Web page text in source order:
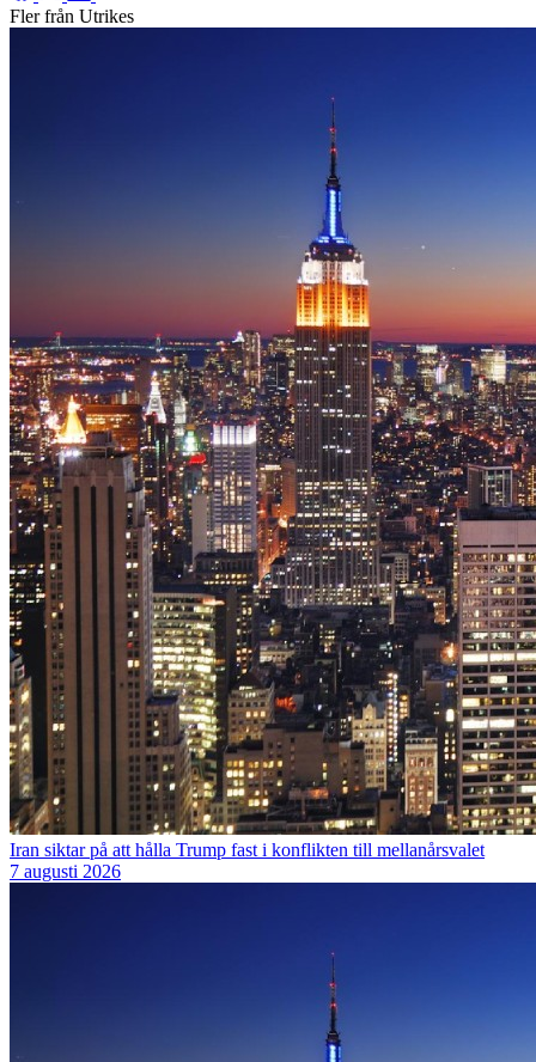
Fler från Utrikes
Iran siktar på att hålla Trump fast i konflikten till mellanårsvalet
7 augusti 2026